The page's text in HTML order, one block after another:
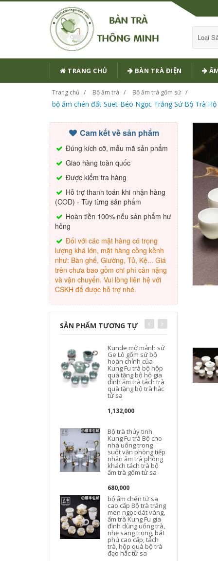
Loại
TRANG CHỦ BÀN TRÀ ĐIỆN
Trang chủ Bộ ấm trà Bộ ấm trà gốm sứ
bộ ấm chén đất Suet-Béo Ngọc Trắng Sứ Bộ Trà
Cam kết về sản phẩm
Đúng kích cỡ, mẫu mã sản phẩm
Giao hàng toàn quốc
Được kiểm tra hàng
Hỗ trợ thanh toán khi nhận hàng
(COD) - Tùy từng sản phẩm
Hoàn tiền 100% nếu sản phẩm hư
hỏng
Đối với các mặt hàng có trọng
lượng khá lớn, mặt hàng cồng kềnh
như: Bàn ghế, Giường, Tủ, Kệ... Giá
trên chưa bao gồm chi phí cân nặng
và vận chuyển. Vui lòng liên hệ với
CSKH để được hỗ trợ nhé.
SẢN PHẨM TƯƠNG TỰ
Kunde mở mảnh sứ
Ge Lò gốm sứ bộ
hoàn chỉnh của
Kung Fu trà bộ hộp
quà tặng bộ hộ gia
đình ấm trà tách trà
quà tặng bộ trà hắc
tử sa
1,132,000
Bộ trà thủy tinh
Kung Fu trà Bộ cho
nhà uống trong
suốt văn phòng tiếp
nhận ấm trà phòng
khách tách trà bộ
ấm trà gốm tử sa
680,000
bộ ấm chén tử sa
cao cấp Bộ trà tráng
men ngọc dát vàng,
ấm trà Kung Fu gia
đình dùng uống trà,
nhẹ sang trọng, bát
phủ cao cấp, tách
trà, hộp quà bộ trà
đạo hắc tử sa